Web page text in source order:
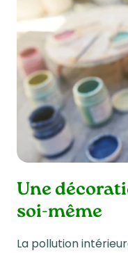
Une
soi-même
La pollution